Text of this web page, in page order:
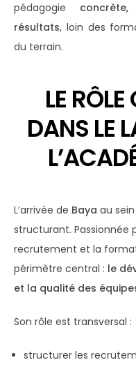
pédagogie
résultats, loin des
du terrain.
LE
DANS LE
L’arrivée de Baya au
structurant. Passionnée
recrutement et la
périmètre central : le
et la qualité des
Son rôle est transversal :
structurer les